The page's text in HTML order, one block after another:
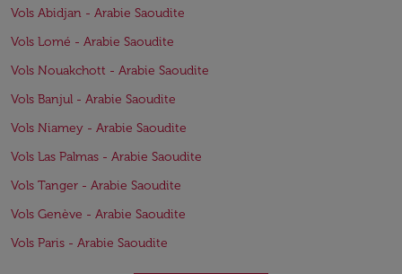
Vols Abidjan - Arabie Saoudite
Vols Lomé - Arabie Saoudite
Vols Nouakchott - Arabie Saoudite
Vols Banjul - Arabie Saoudite
Vols Niamey - Arabie Saoudite
Vols Las Palmas - Arabie Saoudite
Vols Tanger - Arabie Saoudite
Vols Genève - Arabie Saoudite
Vols Paris - Arabie Saoudite